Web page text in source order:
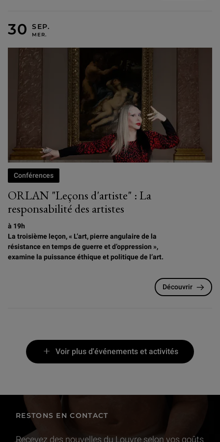
ORLAN "Leçons d'artiste" : La
responsabilité des artistes
Conférences
à 19h
La troisième leçon, « L’art, pierre angulaire de la
résistance en temps de guerre et d’oppression »,
examine la puissance éthique et politique de l’art.
Découvrir
Voir plus d'événements et activités
RESTONS EN CONTACT
Recevez des nouvelles du Louvre selon vos goûts